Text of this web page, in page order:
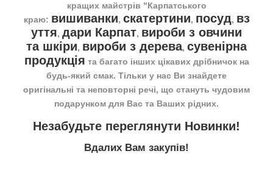
кращих майстрів "Карпатського
краю: вишиванки, скатертини, посуд, вз
уття, дари Карпат, вироби з овчини
та шкіри, вироби з дерева, сувенірна
продукція та багато інших цікавих дрібничок на
будь-який смак. Тільки у нас Ви знайдете
оригінальні та неповторні речі, що стануть чудовим
подарунком для Вас та Ваших рідних.
Незабудьте переглянути Новинки!
Вдалих Вам закупів!